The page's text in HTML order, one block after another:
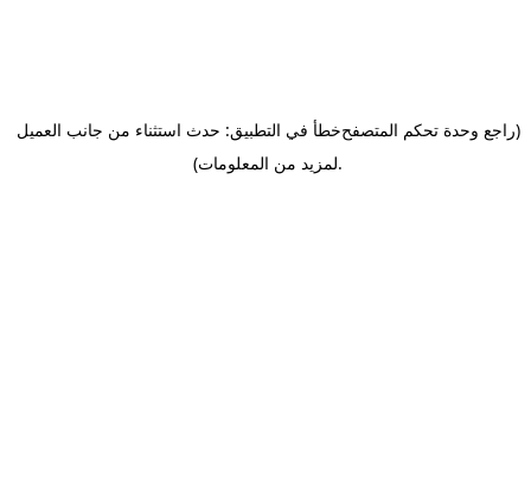
خطأ في التطبيق: حدث استثناء من جانب العميل(راجع وحدة تحكم المتصفح
لمزيد من المعلومات).